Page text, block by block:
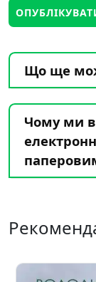
Що ще
Чому ми